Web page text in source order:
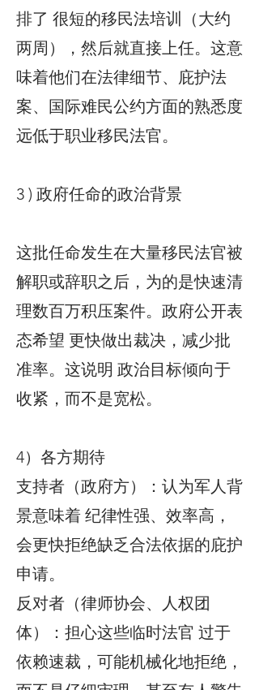
排了 很短的移民法培训（大约
两周），然后就直接上任。这意
味着他们在法律细节、庇护法
案、国际难民公约方面的熟悉度
远低于职业移民法官。
3 ) 政府任命的政治背景
这批任命发生在大量移民法官被
解职或辞职之后，为的是快速清
理数百万积压案件。政府公开表
态希望 更快做出裁决，减少批
准率。这说明 政治目标倾向于
收紧，而不是宽松。
4）各方期待
支持者（政府方）：认为军人背
景意味着 纪律性强、效率高，
会更快拒绝缺乏合法依据的庇护
申请。
反对者（律师协会、人权团
体）：担心这些临时法官 过于
依赖速裁，可能机械化地拒绝，